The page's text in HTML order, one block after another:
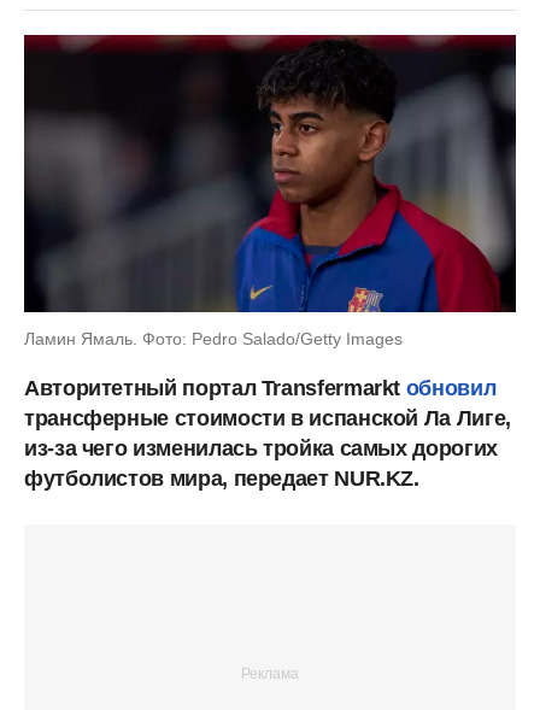
Ламин Ямаль. Фото: Pedro Salado/Getty Images
Авторитетный портал Transfermarkt обновил
трансферные стоимости в испанской Ла Лиге,
из-за чего изменилась тройка самых дорогих
футболистов мира, передает NUR.KZ.